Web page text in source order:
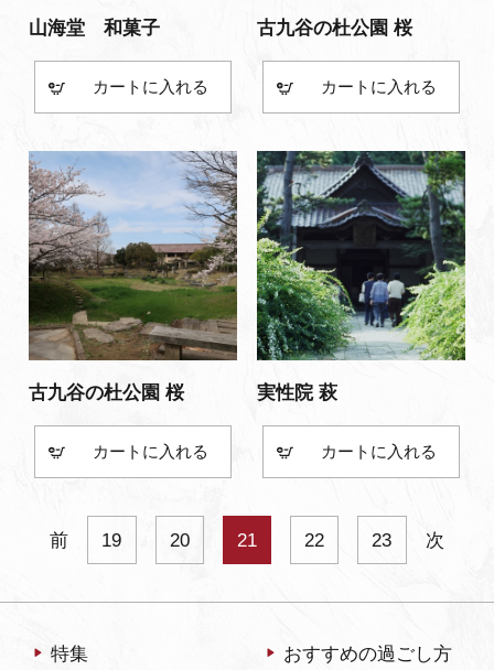
山海堂 和菓子
カート
古九谷の杜公園 桜
カート
古九谷の杜公園 桜
カート
実性院 萩
カート
前 19 20 21 22 23 次
特集 おすすめの過ごし方